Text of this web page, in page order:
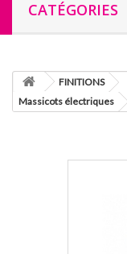
CATÉGORIES
FINITIONS
Massicots électriques